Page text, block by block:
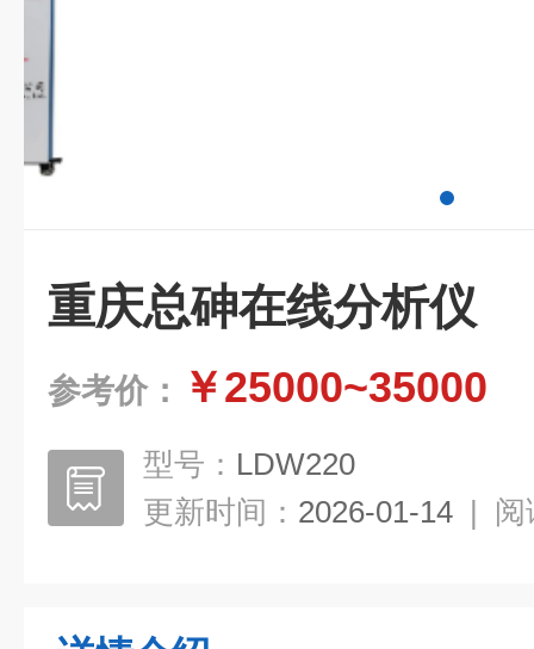
重庆总砷在线分析仪
参考价： ￥25000~35000
型号： LDW220
更新时间： 2026-01-14 | 阅